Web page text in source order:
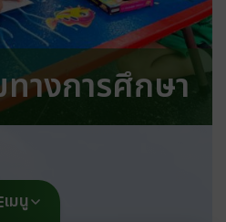
างการศึกษา
เมนู